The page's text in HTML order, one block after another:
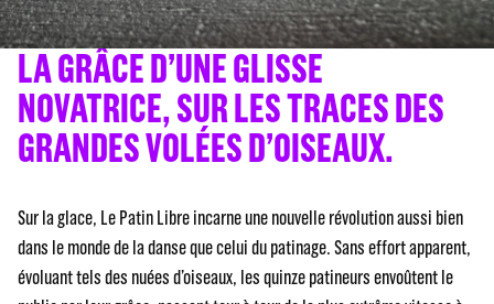
LA GRÂCE D’UNE GLISSE
NOVATRICE, SUR LES TRACES DES
GRANDES VOLÉES D’OISEAUX.
Sur la glace, Le Patin Libre incarne une nouvelle révolution aussi bien
dans le monde de la danse que celui du patinage. Sans effort apparent,
évoluant tels des nuées d’oiseaux, les quinze patineurs envoûtent le